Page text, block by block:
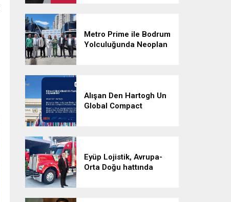
Metro Prime ile Bodrum
Yolculuğunda Neoplan
Alışan Den Hartogh Un
Global Compact
Eyüp Lojistik, Avrupa-
Orta Doğu hattında